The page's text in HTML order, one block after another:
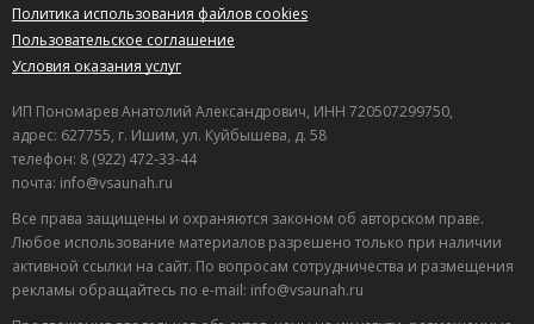
Политика использования файлов cookies
Пользовательское соглашение
Условия оказания услуг
ИП Пономарев Анатолий Александрович, ИНН 720507299750,
адрес: 627755, г. Ишим, ул. Куйбышева, д. 58
телефон: 8 (922) 472-33-44
почта: info@vsaunah.ru
Все права защищены и охраняются законом об авторском праве.
Любое использование материалов разрешено только при наличии
активной ссылки на сайт. По вопросам сотрудничества и размещения
рекламы обращайтесь по e-mail: info@vsaunah.ru